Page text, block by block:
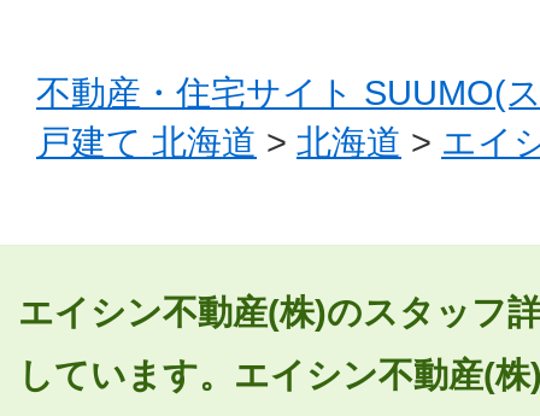
不動産・住宅サイト SUUMO(
戸建て 北海道 > 北海道 > エイ
エイシン不動産(株)のスタッフ
しています。エイシン不動産(